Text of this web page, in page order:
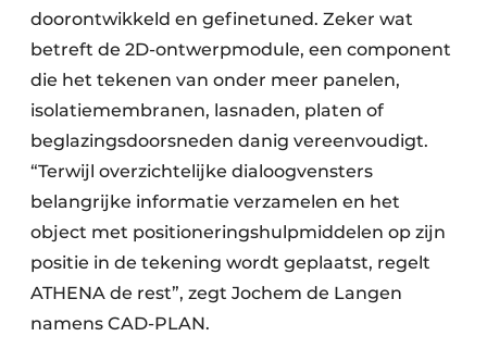
doorontwikkeld en gefinetuned. Zeker wat
betreft de 2D-ontwerpmodule, een component
die het tekenen van onder meer panelen,
isolatiemembranen, lasnaden, platen of
beglazingsdoorsneden danig vereenvoudigt.
“Terwijl overzichtelijke dialoogvensters
belangrijke informatie verzamelen en het
object met positioneringshulpmiddelen op zijn
positie in de tekening wordt geplaatst, regelt
ATHENA de rest”, zegt Jochem de Langen
namens CAD-PLAN.